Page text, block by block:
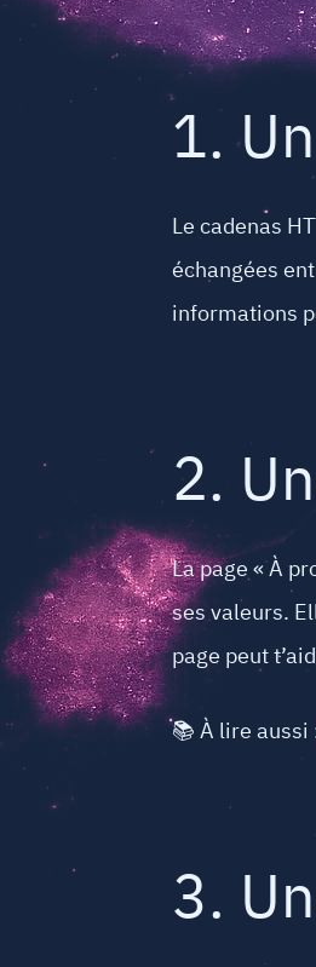
1.
Le cadenas
échangées
informations
2.
La page « À
ses valeurs.
page peut
📚 À lire aussi
3.